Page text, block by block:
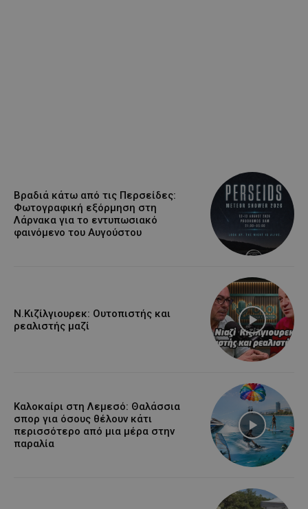
Βραδιά κάτω από τις Περσείδες:
Φωτογραφική εξόρμηση στη
Λάρνακα για το εντυπωσιακό
φαινόμενο του Αυγούστου
Ν.Κιζίλγιουρεκ: Ουτοπιστής και
ρεαλιστής μαζί
Καλοκαίρι στη Λεμεσό: Θαλάσσια
σπορ για όσους θέλουν κάτι
περισσότερο από μια μέρα στην
παραλία